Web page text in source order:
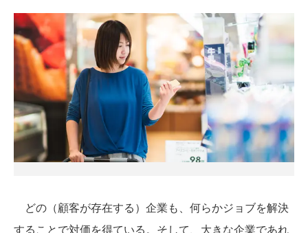
どの（顧客が存在する）企業も、何らかジョブを解決
することで対価を得ている。そして、大きな企業であれ